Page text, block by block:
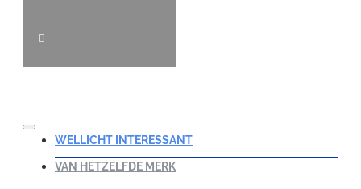
WELLICHT INTERESSANT
VAN HETZELFDE MERK